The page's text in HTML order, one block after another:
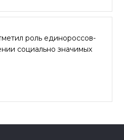
роль единороссов-
социально значимых